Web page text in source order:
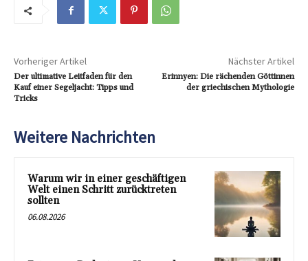
Vorheriger Artikel
Der ultimative Leitfaden für den
Kauf einer Segeljacht: Tipps und
Tricks
Nächster Artikel
Erinnyen: Die rächenden Göttinnen
der griechischen Mythologie
Weitere Nachrichten
Warum wir in einer geschäftigen
Welt einen Schritt zurücktreten
sollten
06.08.2026